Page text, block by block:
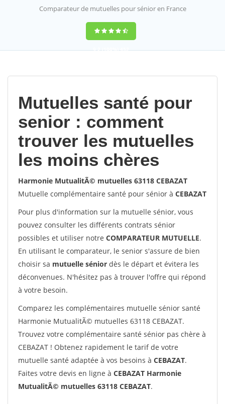
Comparateur de mutuelles pour sénior en France
9,2(100%)452
Mutuelles santé pour
senior : comment
trouver les mutuelles
les moins chères
Harmonie MutualitÃ© mutuelles 63118 CEBAZAT
Mutuelle complémentaire santé pour sénior à CEBAZAT
Pour plus d'information sur la mutuelle sénior, vous
pouvez consulter les différents contrats sénior
possibles et utiliser notre COMPARATEUR MUTUELLE.
En utilisant le comparateur, le senior s'assure de bien
choisir sa mutuelle sénior dès le départ et évitera les
déconvenues. N'hésitez pas à trouver l'offre qui répond
à votre besoin.
Comparez les complémentaires mutuelle sénior santé
Harmonie MutualitÃ© mutuelles 63118 CEBAZAT.
Trouvez votre complémentaire santé sénior pas chère à
CEBAZAT ! Obtenez rapidement le tarif de votre
mutuelle santé adaptée à vos besoins à CEBAZAT.
Faites votre devis en ligne à CEBAZAT Harmonie
MutualitÃ© mutuelles 63118 CEBAZAT.